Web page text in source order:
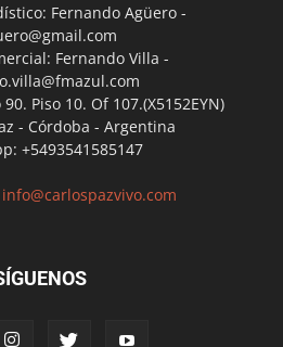
Fernando Agüero -
Fernando Villa -
Piso 10. Of 107.(X5152EYN)
- Córdoba - Argentina
+5493541585147
info@carlospazvivo.com